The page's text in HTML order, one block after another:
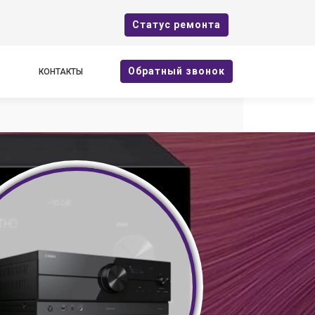
Cтатус ремонта
КОНТАКТЫ Oбратный звонок